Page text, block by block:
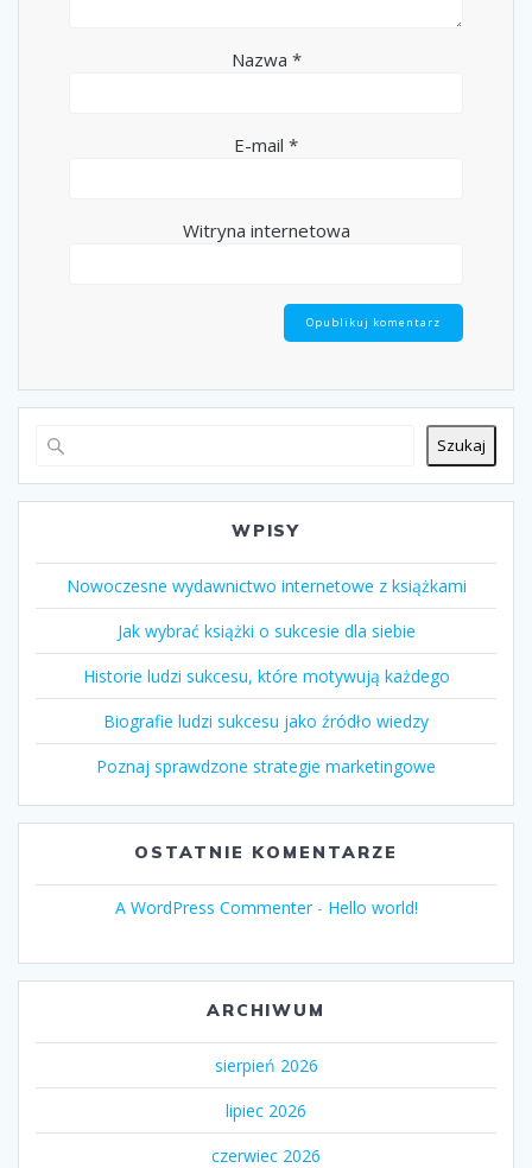
Nazwa *
E-mail *
Witryna internetowa
Szukaj
WPISY
Nowoczesne wydawnictwo internetowe z książkami
Jak wybrać książki o sukcesie dla siebie
Historie ludzi sukcesu, które motywują każdego
Biografie ludzi sukcesu jako źródło wiedzy
Poznaj sprawdzone strategie marketingowe
OSTATNIE KOMENTARZE
A WordPress Commenter- Hello world!
ARCHIWUM
sierpień 2026
lipiec 2026
czerwiec 2026